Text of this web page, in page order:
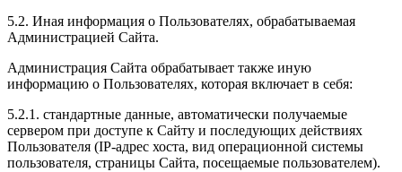
5.2. Иная информация о Пользователях, обрабатываемая
Администрацией Сайта.
Администрация Сайта обрабатывает также иную
информацию о Пользователях, которая включает в себя:
5.2.1. стандартные данные, автоматически получаемые
сервером при доступе к Сайту и последующих действиях
Пользователя (IP-адрес хоста, вид операционной системы
пользователя, страницы Сайта, посещаемые пользователем).